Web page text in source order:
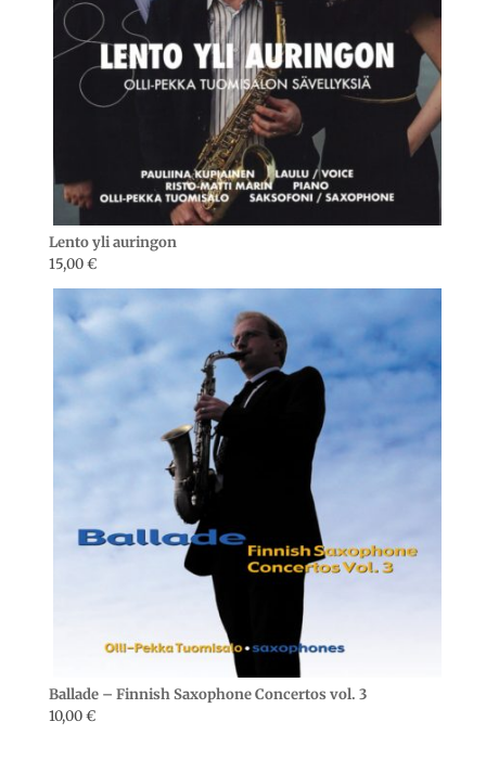
Lento yli auringon
15,00€
Ballade – Finnish Saxophone Concertos vol. 3
10,00€